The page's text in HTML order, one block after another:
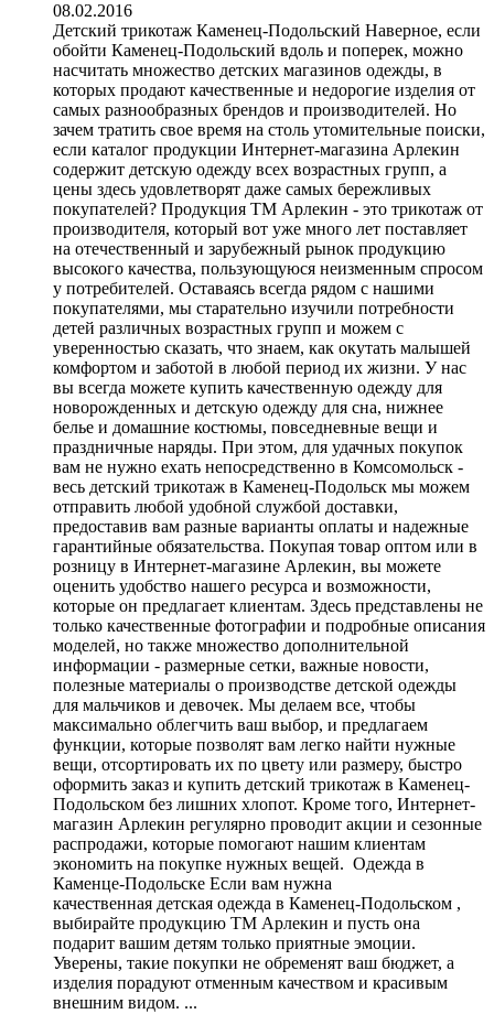
08.02.2016
Детский трикотаж Каменец-Подольский Наверное, если
обойти Каменец-Подольский вдоль и поперек, можно
насчитать множество детских магазинов одежды, в
которых продают качественные и недорогие изделия от
самых разнообразных брендов и производителей. Но
зачем тратить свое время на столь утомительные поиски,
если каталог продукции Интернет-магазина Арлекин
содержит детскую одежду всех возрастных групп, а
цены здесь удовлетворят даже самых бережливых
покупателей? Продукция ТМ Арлекин - это трикотаж от
производителя, который вот уже много лет поставляет
на отечественный и зарубежный рынок продукцию
высокого качества, пользующуюся неизменным спросом
у потребителей. Оставаясь всегда рядом с нашими
покупателями, мы старательно изучили потребности
детей различных возрастных групп и можем с
уверенностью сказать, что знаем, как окутать малышей
комфортом и заботой в любой период их жизни. У нас
вы всегда можете купить качественную одежду для
новорожденных и детскую одежду для сна, нижнее
белье и домашние костюмы, повседневные вещи и
праздничные наряды. При этом, для удачных покупок
вам не нужно ехать непосредственно в Комсомольск -
весь детский трикотаж в Каменец-Подольск мы можем
отправить любой удобной службой доставки,
предоставив вам разные варианты оплаты и надежные
гарантийные обязательства. Покупая товар оптом или в
розницу в Интернет-магазине Арлекин, вы можете
оценить удобство нашего ресурса и возможности,
которые он предлагает клиентам. Здесь представлены не
только качественные фотографии и подробные описания
моделей, но также множество дополнительной
информации - размерные сетки, важные новости,
полезные материалы о производстве детской одежды
для мальчиков и девочек. Мы делаем все, чтобы
максимально облегчить ваш выбор, и предлагаем
функции, которые позволят вам легко найти нужные
вещи, отсортировать их по цвету или размеру, быстро
оформить заказ и купить детский трикотаж в Каменец-
Подольском без лишних хлопот. Кроме того, Интернет-
магазин Арлекин регулярно проводит акции и сезонные
распродажи, которые помогают нашим клиентам
экономить на покупке нужных вещей. Одежда в
Каменце-Подольске Если вам нужна
качественная детская одежда в Каменец-Подольском ,
выбирайте продукцию ТМ Арлекин и пусть она
подарит вашим детям только приятные эмоции.
Уверены, такие покупки не обременят ваш бюджет, а
изделия порадуют отменным качеством и красивым
внешним видом. ...